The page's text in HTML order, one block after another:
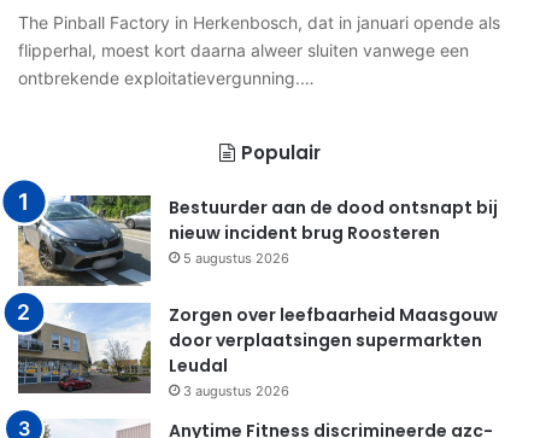
The Pinball Factory in Herkenbosch, dat in januari opende als
flipperhal, moest kort daarna alweer sluiten vanwege een
ontbrekende exploitatievergunning.…
Populair
Bestuurder aan de dood ontsnapt bij
nieuw incident brug Roosteren
5 augustus 2026
Zorgen over leefbaarheid Maasgouw
door verplaatsingen supermarkten
Leudal
3 augustus 2026
Anytime Fitness discrimineerde azc-